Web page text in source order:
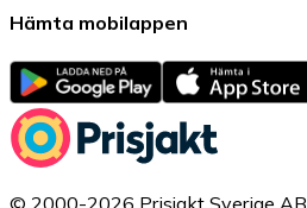
Hämta mobilappen
© 2000-2026 Prisjakt Sverige AB